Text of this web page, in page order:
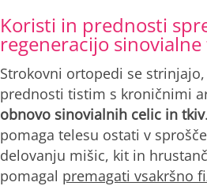
Koristi in prednosti
regeneracijo
Strokovni ortopedi se
prednosti tistim s kroničnimi
obnovo sinovialnih celic in tkiv
pomaga telesu ostati v
delovanju mišic, kit in
pomagal premagati vsakršno